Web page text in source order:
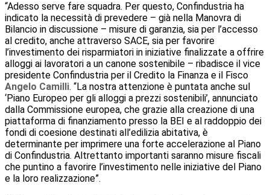
“Adesso serve fare squadra. Per questo, Confindustria ha
indicato la necessità di prevedere – già nella Manovra di
Bilancio in discussione – misure di garanzia, sia per l’accesso
al credito, anche attraverso SACE, sia per favorire
l’investimento dei risparmiatori in iniziative finalizzate a offrire
alloggi ai lavoratori a un canone sostenibile – ribadisce il vice
presidente Confindustria per il Credito la Finanza e il Fisco
Angelo Camilli. “La nostra attenzione è puntata anche sul
‘Piano Europeo per gli alloggi a prezzi sostenibili’, annunciato
dalla Commissione europea, che grazie alla creazione di una
piattaforma di finanziamento presso la BEI e al raddoppio dei
fondi di coesione destinati all’edilizia abitativa, è
determinante per imprimere una forte accelerazione al Piano
di Confindustria. Altrettanto importanti saranno misure fiscali
che puntino a favorire l’investimento nelle iniziative del Piano
e la loro realizzazione”.